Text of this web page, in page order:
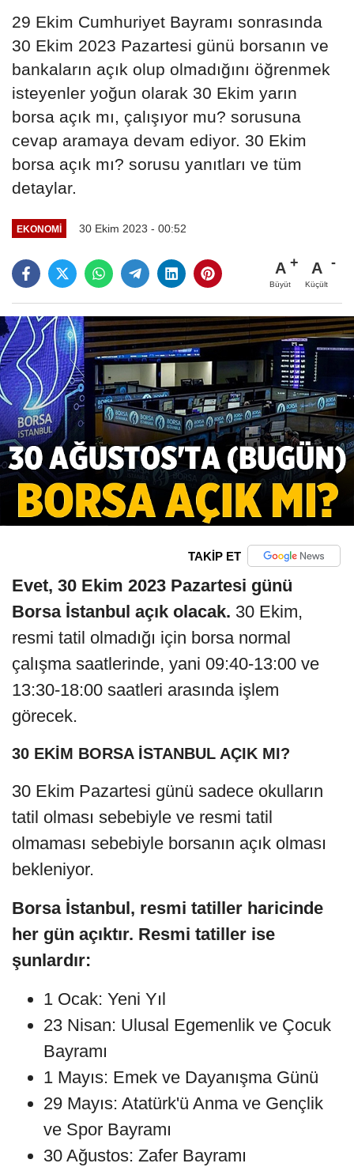
29 Ekim Cumhuriyet Bayramı sonrasında
30 Ekim 2023 Pazartesi günü borsanın ve
bankaların açık olup olmadığını öğrenmek
isteyenler yoğun olarak 30 Ekim yarın
borsa açık mı, çalışıyor mu? sorusuna
cevap aramaya devam ediyor. 30 Ekim
borsa açık mı? sorusu yanıtları ve tüm
detaylar.
EKONOMI 30 Ekim 2023 - 00:52
A
Büyüt
A
Küçült
TAKİP ET
Evet, 30 Ekim 2023 Pazartesi günü
Borsa İstanbul açık olacak. 30 Ekim,
resmi tatil olmadığı için borsa normal
çalışma saatlerinde, yani 09:40-13:00 ve
13:30-18:00 saatleri arasında işlem
görecek.
30 EKİM BORSA İSTANBUL AÇIK MI?
30 Ekim Pazartesi günü sadece okulların
tatil olması sebebiyle ve resmi tatil
olmaması sebebiyle borsanın açık olması
bekleniyor.
Borsa İstanbul, resmi tatiller haricinde
her gün açıktır. Resmi tatiller ise
şunlardır:
1 Ocak: Yeni Yıl
23 Nisan: Ulusal Egemenlik ve Çocuk
Bayramı
1 Mayıs: Emek ve Dayanışma Günü
29 Mayıs: Atatürk'ü Anma ve Gençlik
ve Spor Bayramı
30 Ağustos: Zafer Bayramı